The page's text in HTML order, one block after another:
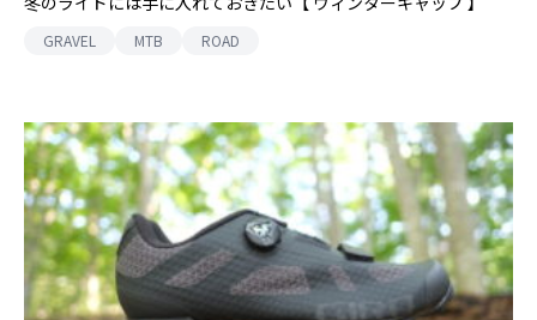
GRAVEL MTB ROAD